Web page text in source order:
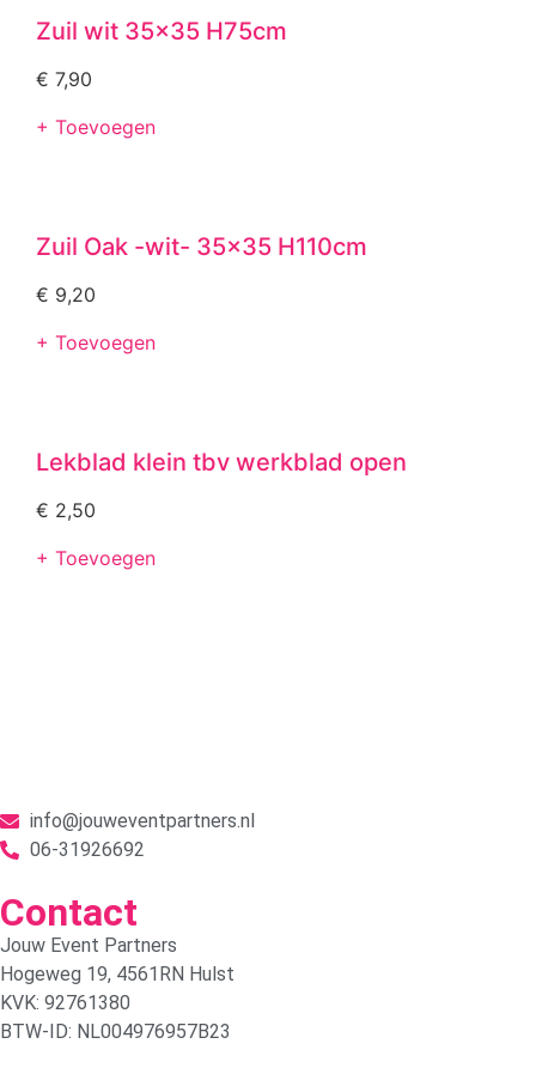
Zuil wit 35×35 H75cm
€ 7,90
+ Toevoegen
Zuil Oak -wit- 35×35 H110cm
€ 9,20
+ Toevoegen
Lekblad klein tbv werkblad open
€ 2,50
+ Toevoegen
info@jouweventpartners.nl
06-31926692
Contact
Jouw Event Partners
Hogeweg 19, 4561RN Hulst
KVK: 92761380
BTW-ID: NL004976957B23